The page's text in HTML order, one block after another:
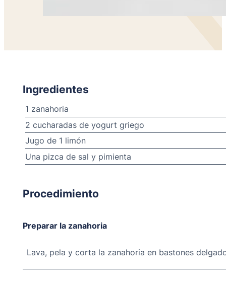
Procedimiento
Preparar la zanahoria
Lava, pela y corta la zanahoria en bastones
Ingredientes
1 zanahoria
2 cucharadas de yogurt griego
Jugo de 1 limón
Una pizca de sal y pimienta